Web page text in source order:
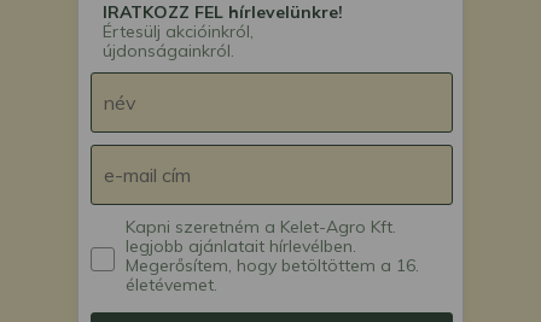
IRATKOZZ FEL hírlevelünkre!
Értesülj akcióinkról,
újdonságainkról.
Kapni szeretném a Kelet-Agro Kft.
legjobb ajánlatait hírlevélben.
Megerősítem, hogy betöltöttem a 16.
életévemet.